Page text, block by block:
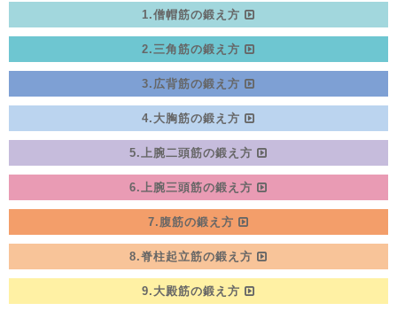
1.僧帽筋の鍛え方
2.三角筋の鍛え方
3.広背筋の鍛え方
4.大胸筋の鍛え方
5.上腕二頭筋の鍛え方
6.上腕三頭筋の鍛え方
7.腹筋の鍛え方
8.脊柱起立筋の鍛え方
9.大殿筋の鍛え方